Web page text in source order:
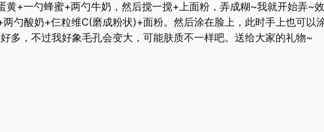
+一勺蜂蜜+两勺牛奶，然后搅一搅+上面粉，弄成糊~我就开始弄~
勺酸奶+仨粒维C(磨成粉状)+面粉。然后涂在脸上，此时手上也可以
多，不过我好象毛孔会变大，可能肤质不一样吧。送给大家的礼物~